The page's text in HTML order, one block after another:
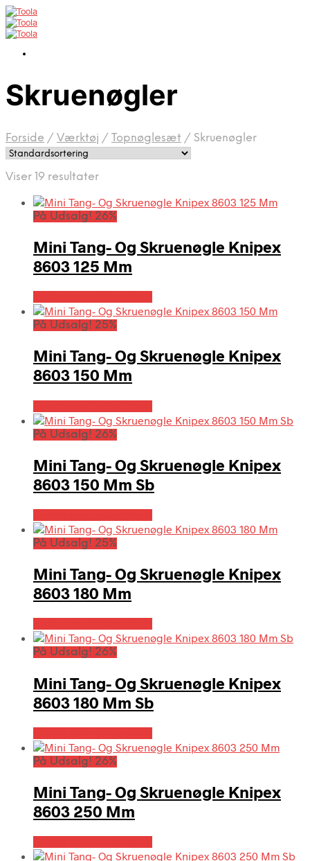
Skruenøgler
Forside / Værktøj / Topnøglesæt / Skruenøgler
Viser 19 resultater
På Udsalg! 26%
Mini Tang- Og Skruenøgle Knipex
8603 125 Mm
På Udsalg! 25%
Mini Tang- Og Skruenøgle Knipex
8603 150 Mm
På Udsalg! 26%
Mini Tang- Og Skruenøgle Knipex
8603 150 Mm Sb
På Udsalg! 25%
Mini Tang- Og Skruenøgle Knipex
8603 180 Mm
På Udsalg! 26%
Mini Tang- Og Skruenøgle Knipex
8603 180 Mm Sb
På Udsalg! 26%
Mini Tang- Og Skruenøgle Knipex
8603 250 Mm